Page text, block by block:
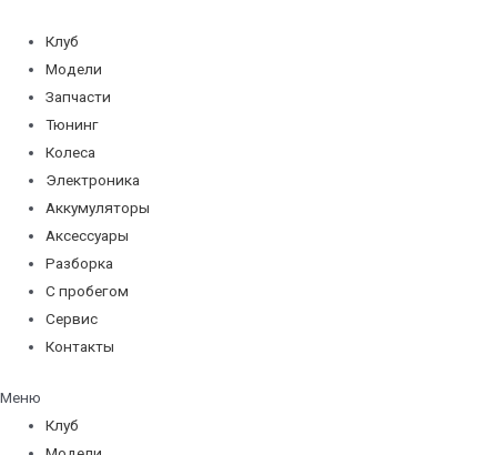
содержимому
Клуб
Модели
Запчасти
Тюнинг
Колеса
Электроника
Аккумуляторы
Аксессуары
Разборка
С пробегом
Сервис
Контакты
Меню
Клуб